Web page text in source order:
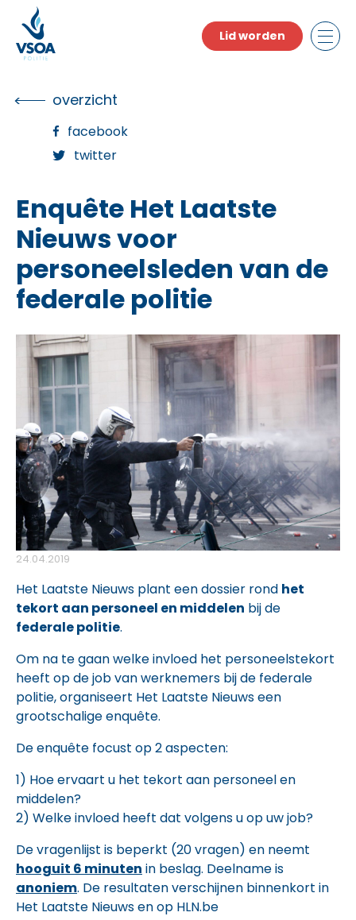
the
content
Lid worden
overzicht
facebook
twitter
Enquête Het Laatste
Nieuws voor
personeelsleden van de
federale politie
24.04.2019
Het Laatste Nieuws plant een dossier rond het
tekort aan personeel en middelen bij de
federale politie.
Om na te gaan welke invloed het personeelstekort
heeft op de job van werknemers bij de federale
politie, organiseert Het Laatste Nieuws een
grootschalige enquête.
De enquête focust op 2 aspecten:
1) Hoe ervaart u het tekort aan personeel en
middelen?
2) Welke invloed heeft dat volgens u op uw job?
De vragenlijst is beperkt (20 vragen) en neemt
hooguit 6 minuten in beslag. Deelname is
anoniem. De resultaten verschijnen binnenkort in
Het Laatste Nieuws en op HLN.be